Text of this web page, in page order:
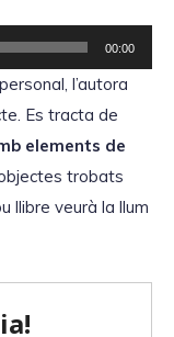
00:00
l’autora
Es tracta de
elements de
trobats
llibre veurà la llum